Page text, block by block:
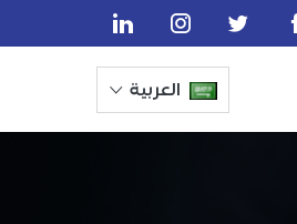
العربية